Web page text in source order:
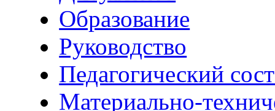
Образование
Руководство
Педагогический
Материально-